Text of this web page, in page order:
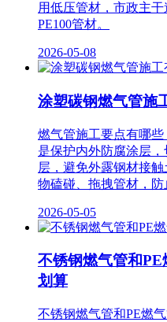
用低压管材，市政主
PE100管材。
2026-05-08
涂塑碳钢燃气管施
燃气管施工要点有哪
是保护内外防腐涂层
层，避免外露钢材接
物磕碰、拖拽管材，防
2026-05-05
不锈钢燃气管和
划算
不锈钢燃气管和PE燃